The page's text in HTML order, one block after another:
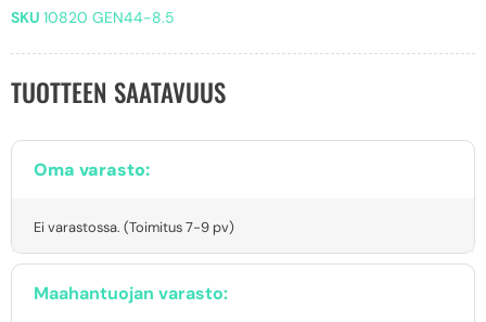
SKU 10820 GEN44-8.5
TUOTTEEN SAATAVUUS
Oma varasto:
Ei varastossa. (Toimitus 7-9 pv)
Maahantuojan varasto: